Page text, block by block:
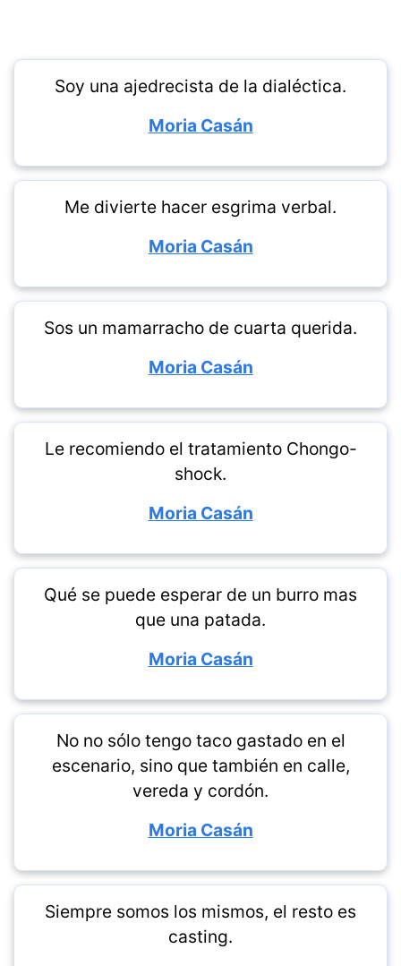
Soy una ajedrecista de la dialéctica.
Moria Casán
Me divierte hacer esgrima verbal.
Moria Casán
Sos un mamarracho de cuarta querida.
Moria Casán
Le recomiendo el tratamiento Chongo-
shock.
Moria Casán
Qué se puede esperar de un burro mas
que una patada.
Moria Casán
No no sólo tengo taco gastado en el
escenario, sino que también en calle,
vereda y cordón.
Moria Casán
Siempre somos los mismos, el resto es
casting.